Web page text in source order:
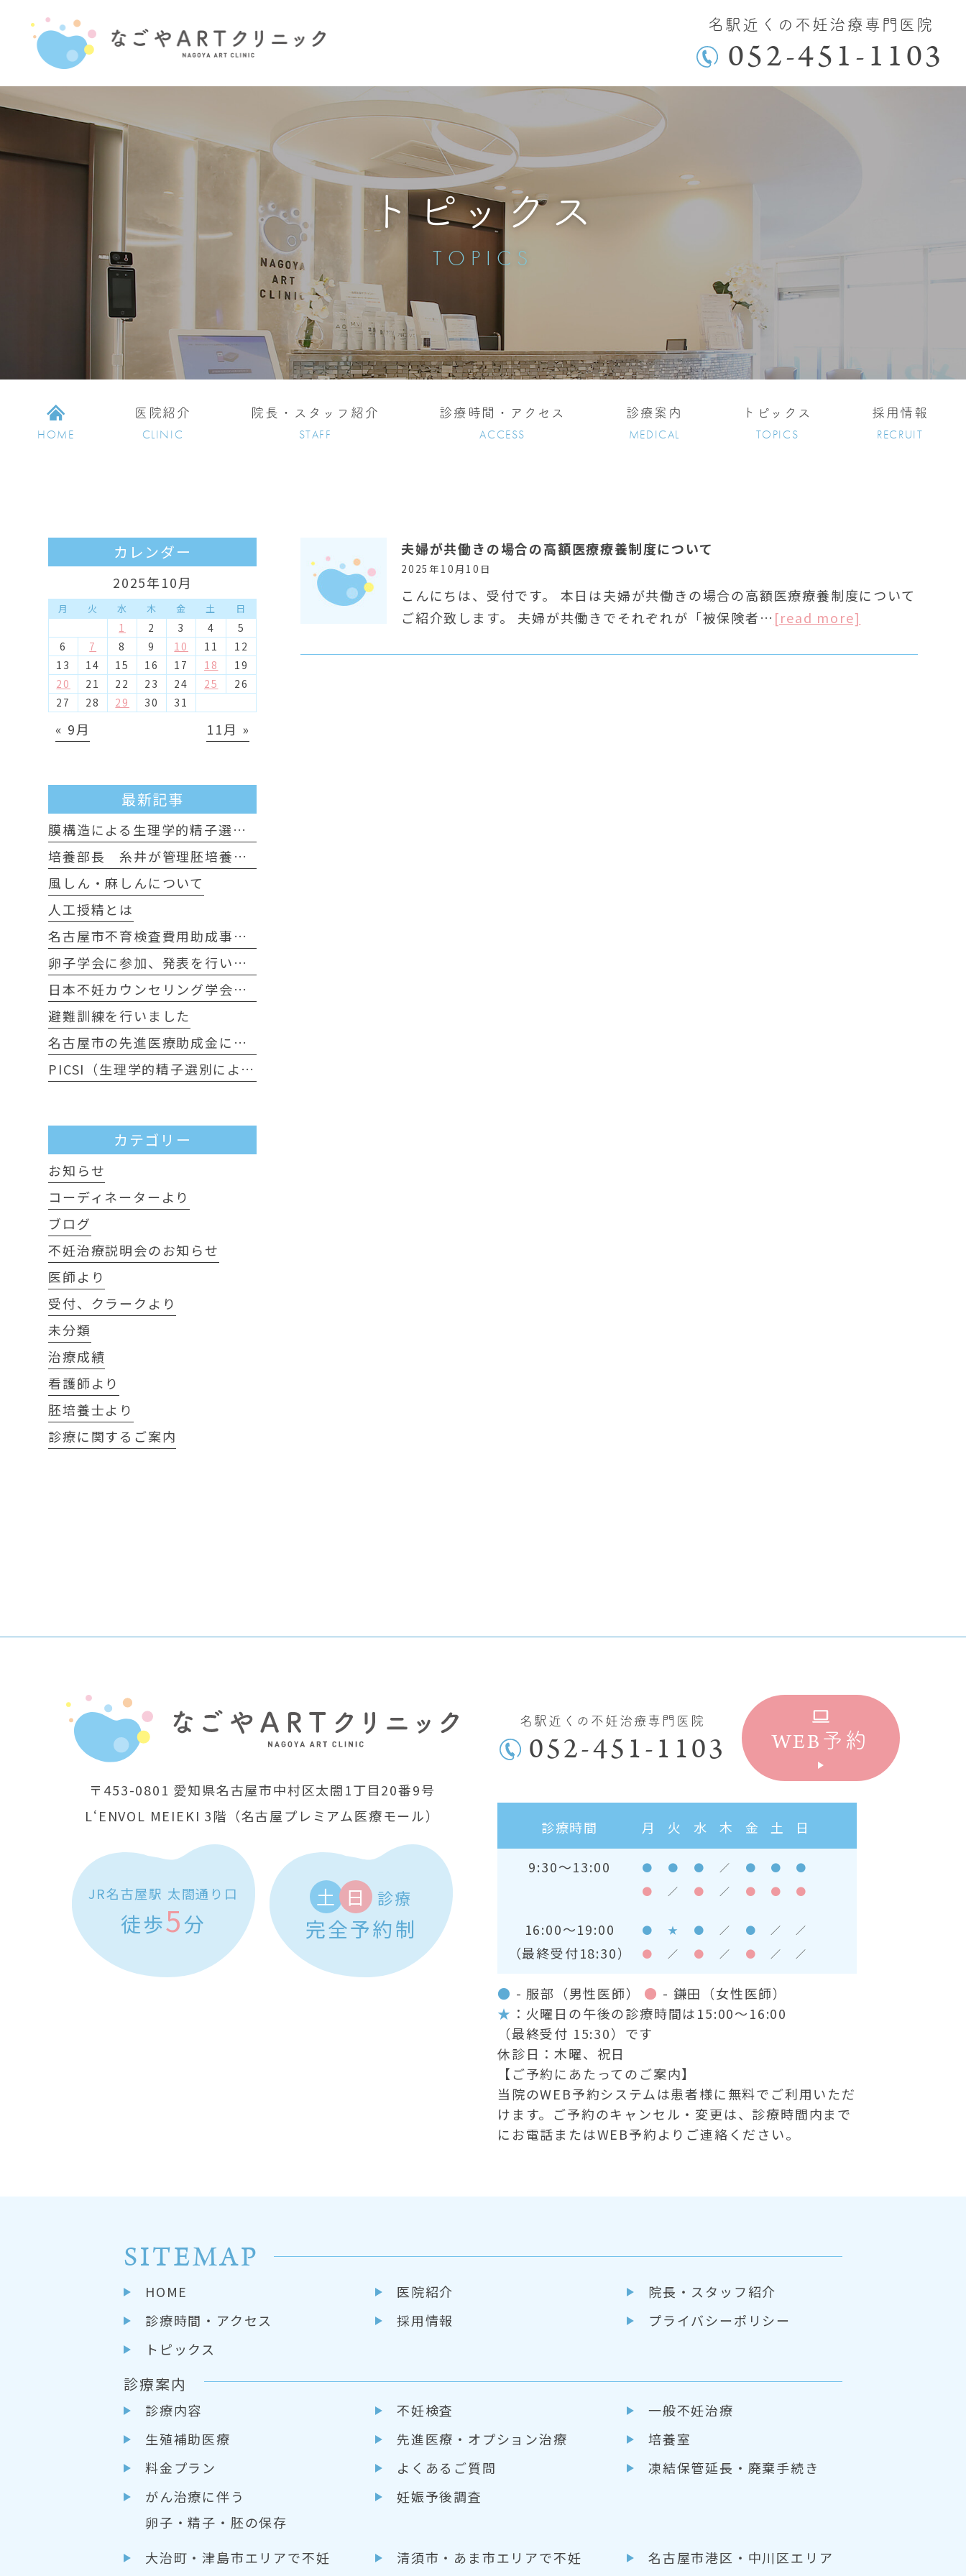
名駅近くの不妊治療専門医院
052-451-1103
トピックス
TOPICS
HOME
医院紹介
CLINIC
院長・スタッフ紹介
STAFF
診療時間・アクセス
ACCESS
診療案内
MEDICAL
トピックス
TOPICS
採用情報
RECRUIT
夫婦が共働きの場合の高額医療療養制度について
2025年10月10日
こんにちは、受付です。 本日は夫婦が共働きの場合の高額医療療養制度について
ご紹介致します。 夫婦が共働きでそれぞれが「被保険者… [read more]
カレンダー
2025年10月
月 火 水 木 金 土 日
1 2 3 4
5
6
7 8 9 10 11
12
13
14 15 16 17 18
19
20
21 22 23 24 25
26
27
28 29 30 31
« 9月 11月 »
最新記事
膜構造による生理学的精子選別について
培養部長 糸井が管理胚培養士試験に認定されました
風しん・麻しんについて
人工授精とは
名古屋市不育検査費用助成事業のお知らせ
卵子学会に参加、発表を行いました。
日本不妊カウンセリング学会に行ってきました
避難訓練を行いました
名古屋市の先進医療助成金について
PICSI（生理学的精子選別による顕微授精）について
カテゴリー
お知らせ
コーディネーターより
ブログ
不妊治療説明会のお知らせ
医師より
受付、クラークより
未分類
治療成績
看護師より
胚培養士より
診療に関するご案内
〒453-0801 愛知県名古屋市中村区太閤1丁目20番9号
L‘ENVOL MEIEKI 3階 （名古屋プレミアム医療モール）
JR名古屋駅 太閤通り口
徒歩5分
土 日 診療
完全予約制
名駅近くの不妊治療専門医院
052-451-1103 WEB 予約
診療時間 月 火 水 木 金 土 日
9:30～13:00 ● ● ● ／ ● ●
●
●
／ ● ／ ● ● ●
16:00～19:00 ● ★ ● ／ ● ／ ／
（最終受付18:30） ● ／ ● ／ ● ／ ／
● - 服部（男性医師） ● - 鎌田（女性医師）
★ ：火曜日の午後の診療時間は15:00～16:00
（最終受付 15:30）です
休診日：木曜、祝日
【ご予約にあたってのご案内】
当院のWEB予約システムは患者様に無料でご利用いただ
けます。ご予約のキャンセル・変更は、診療時間内まで
にお電話またはWEB予約よりご連絡ください。
SITEMAP
HOME 医院紹介
院長・スタッフ紹介
診療時間・アクセス
採用情報
プライバシーポリシー
トピックス
診療案内
診療内容 不妊検査
一般不妊治療
生殖補助医療
先進医療・ オプション治療
培養室
料金プラン
よくあるご質問 凍結保管延長・ 廃棄手続き
がん治療に伴う
卵子・精子・胚の保存
妊娠予後調査
大治町・津島市エリアで不妊
清須市・あま市エリアで不妊
名古屋市港区・中川区エリア